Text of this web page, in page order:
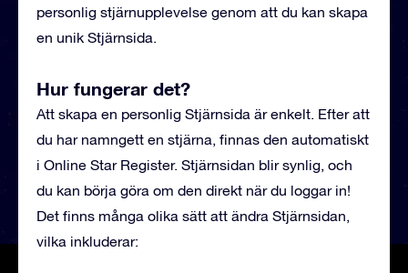
personlig stjärnupplevelse genom att du kan skapa
en unik Stjärnsida.
Hur fungerar det?
Att skapa en personlig Stjärnsida är enkelt. Efter att
du har namngett en stjärna, finnas den automatiskt
i Online Star Register. Stjärnsidan blir synlig, och
du kan börja göra om den direkt när du loggar in!
Det finns många olika sätt att ändra Stjärnsidan,
vilka inkluderar: